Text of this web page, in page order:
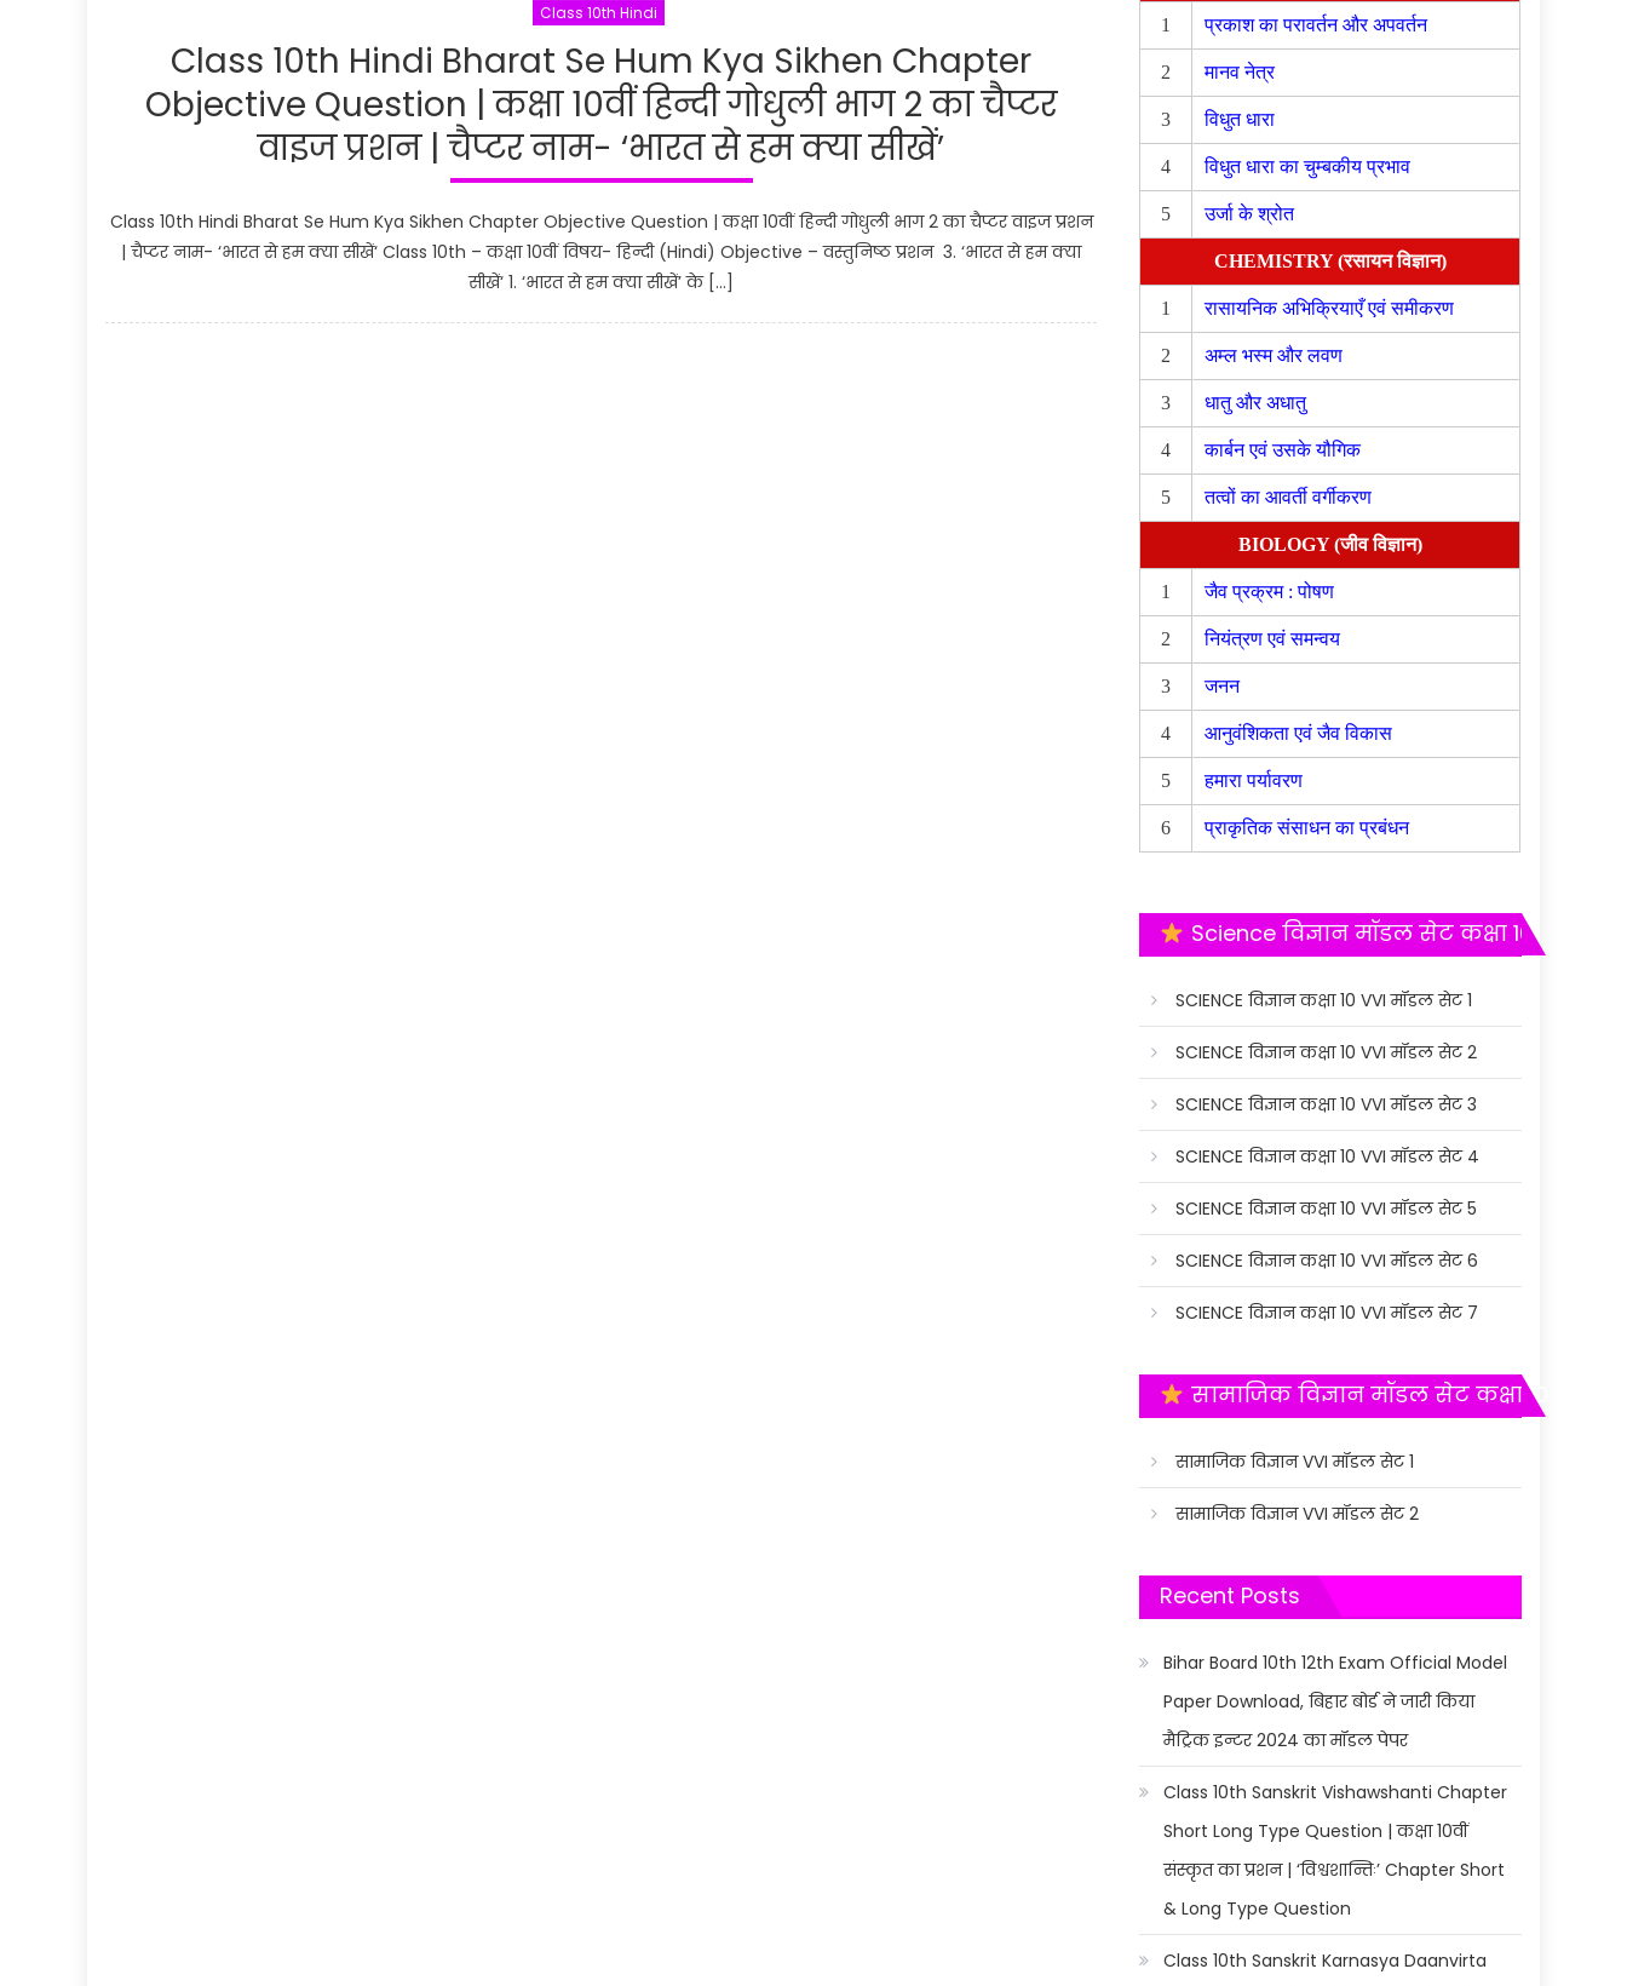
Class 10th Hindi
Class 10th Hindi Bharat Se Hum Kya Sikhen Chapter
Objective Question | कक्षा 10वीं हिन्दी गोधुली भाग 2 का चैप्टर
वाइज प्रशन | चैप्टर नाम- ‘भारत से हम क्या सीखें’
Class 10th Hindi Bharat Se Hum Kya Sikhen Chapter Objective Question | कक्षा 10वीं हिन्दी गोधुली भाग 2 का चैप्टर वाइज प्रशन
| चैप्टर नाम- ‘भारत से हम क्या सीखें‘ Class 10th – कक्षा 10वीं विषय- हिन्दी (Hindi) Objective – वस्तुनिष्ठ प्रशन 3. ‘भारत से हम क्या
सीखें‘ 1. ‘भारत से हम क्या सीखें’ के […]
1 प्रकाश का परावर्तन और अपवर्तन
2 मानव नेत्र
3 विधुत धारा
4 विधुत धारा का चुम्बकीय प्रभाव
5 उर्जा के श्रोत
CHEMISTRY (रसायन विज्ञान)
1 रासायनिक अभिक्रियाएँ एवं समीकरण
2 अम्ल भस्म और लवण
3 धातु और अधातु
4 कार्बन एवं उसके यौगिक
5 तत्वों का आवर्ती वर्गीकरण
BIOLOGY (जीव विज्ञान)
1 जैव प्रक्रम : पोषण
2 नियंत्रण एवं समन्वय
3 जनन
4 आनुवंशिकता एवं जैव विकास
5 हमारा पर्यावरण
6 प्राकृतिक संसाधन का प्रबंधन
Science विज्ञान मॉडल सेट कक्षा 10
SCIENCE विज्ञान कक्षा 10 VVI मॉडल सेट 1
SCIENCE विज्ञान कक्षा 10 VVI मॉडल सेट 2
SCIENCE विज्ञान कक्षा 10 VVI मॉडल सेट 3
SCIENCE विज्ञान कक्षा 10 VVI मॉडल सेट 4
SCIENCE विज्ञान कक्षा 10 VVI मॉडल सेट 5
SCIENCE विज्ञान कक्षा 10 VVI मॉडल सेट 6
SCIENCE विज्ञान कक्षा 10 VVI मॉडल सेट 7
सामाजिक विज्ञान मॉडल सेट कक्षा 10
सामाजिक विज्ञान VVI मॉडल सेट 1
सामाजिक विज्ञान VVI मॉडल सेट 2
Recent Posts
Bihar Board 10th 12th Exam Official Model
Paper Download, बिहार बोर्ड ने जारी किया
मैट्रिक इन्टर 2024 का मॉडल पेपर
Class 10th Sanskrit Vishawshanti Chapter
Short Long Type Question | कक्षा 10वीं
संस्कृत का प्रशन | ‘विश्वशान्तिः’ Chapter Short
& Long Type Question
Class 10th Sanskrit Karnasya Daanvirta